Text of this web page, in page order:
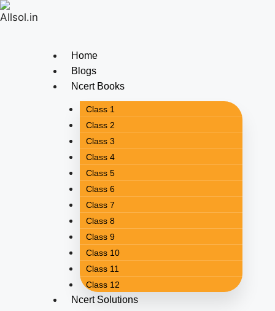
Home
Blogs
Ncert Books
Class 1
Class 2
Class 3
Class 4
Class 5
Class 6
Class 7
Class 8
Class 9
Class 10
Class 11
Class 12
Ncert Solutions